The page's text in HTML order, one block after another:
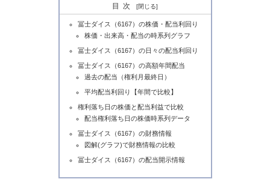
目次
冨士ダイス（6167）の株価・配当利回り
株価・出来高・配当の時系列グラフ
冨士ダイス（6167）の日々の配当利回り
冨士ダイス（6167）の高額年間配当
過去の配当（権利月最終日）
平均配当利回り【年間で比較】
権利落ち日の株価と配当利益で比較
配当権利落ち日の株価時系列データ
冨士ダイス（6167）の財務情報
図解(グラフ)で財務情報の比較
冨士ダイス（6167）の配当開示情報